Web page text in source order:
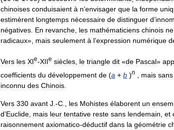
chinoises conduisaient à n’envisager que la forme
estimèrent longtemps nécessaire de distinguer d’
négatives En revanche les mathématiciens chinois ne
radicaux», mais seulement à l’expression numérique
Vers les XIe-XIIe siècles le triangle dit «de Pascal»
coefficients du développement de (a + b )n mais sans
inconnu des Chinois
Vers 330 avant J .-C les Mohistes élaborent un
d’Euclide mais leur tentative reste sans lendemain et
raisonnement axiomatico-déductif dans la géométrie